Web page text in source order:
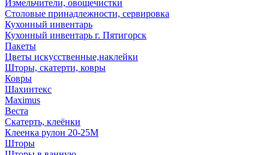
Измельчители, овощечистки
Столовые принадлежности, сервировка
Кухонный инвентарь
Кухонный инвентарь г. Пятигорск
Пакеты
Цветы искусственные,наклейки
Шторы, скатерти, ковры
Ковры
Шахинтекс
Maximus
Веста
Скатерть, клеёнки
Клеенка рулон 20-25М
Шторы